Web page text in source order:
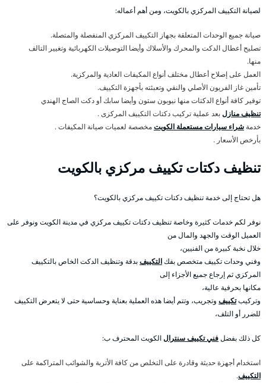
لصيانة التكييف المركزي بالكويت، ومن أهم أعماله:
صيانة جميع الوحدات المتعلقة بجهاز التكييف المركزي المنفصلة والمتصلة.
تصليح أعطال الدكت والمحرك والأسلاك وأيضا التوصيلات الكهربائية وتغيير التالف
منها.
العمل على إصلاح أعطال مختلف أنواع المكيفات العادية والمركزية.
تأمين غاز الفريون الأصلي والنقي وتعبئته بأجهزة التكييف.
توفير كافة أنواع الدكتات منها نيوبون ستون وأيضا سابك أو دكت الصاج الهندي
تنظيف منازلبعد عملية تركيب دكتات التكييف المركزى .
خدمة شراء سيارات مستعملة الكويتمخصصة لعميات صيانة المكيفات .
بأرخص الأسعار .
تنظيف دكتات تكييف مركزي بالكويت
هل تحتاج إلى خدمة تنظيف دكتات تكييف مركزي بالكويت؟
نوفر لكم خدمات كثيرة وخاصة تنظيف دكتات تكييف مركزي في مدينة الكويت ونوفر على
العميل الوقت والجهد والمال من
خلال نخبة كبيرة من الفنيين،
وفني وحدات تكييف متخصص بفكالتكييفبدقة وتنظيف الدكت الخاص بالتكييف
المركزي ثم إرجاع جميع الأجزاء إلى
مكانها بحرفية عالية،
وتركيبتكييف وتجريب، وتتم أيضا هذه العملية بعناية وحساسية حتى لا يتعرض التكييف
للضرر أو التلف،
كل ذلك بفضلفني تكييف سنترالالكويت المحترف ب:
استخدام أجهزة حديثة وقادرة على التخلص من كافة الأتربة والشوائب المتراكمة على
التكييف.